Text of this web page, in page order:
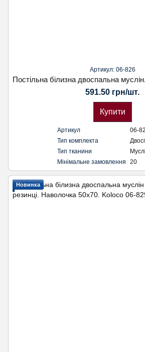
Артикул: 06-826
591.50 грн/шт.
Купити
Артикул
06-
Тип комплекта
Тип тканини
Мінімальне замовлення
20
Новинка